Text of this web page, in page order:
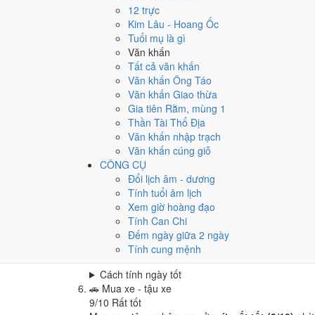
12 trực
Kim Lâu - Hoang Ốc
Tuổi mụ là gì
Văn khấn
Tất cả văn khấn
Văn khấn Ông Táo
Văn khấn Giao thừa
Gia tiên Rằm, mùng 1
Thần Tài Thổ Địa
Văn khấn nhập trạch
Văn khấn cúng giỗ
CÔNG CỤ
Đổi lịch âm - dương
Tính tuổi âm lịch
Xem giờ hoàng đạo
Tính Can Chi
Đếm ngày giữa 2 ngày
Tính cung mệnh
Cách tính ngày tốt
Khai trương - mở cửa hàng
Rất tốt
Khai trương - mở cửa hàng hôm nay ở
Cách tính ngày tốt
Ký hợp đồng - giao ước
Rất tốt
Ký hợp đồng - giao ước hôm nay ở
Cách tính ngày tốt
🏗️ Động thổ - khởi công
Rất tốt
Động thổ - khởi công hôm nay ở
Cách tính ngày tốt
Nhập trạch - vào nhà mới
Rất tốt
Nhập trạch - vào nhà mới hôm nay ở
Cách tính ngày tốt
🚗 Mua xe - tậu xe
9/10 Rất tốt